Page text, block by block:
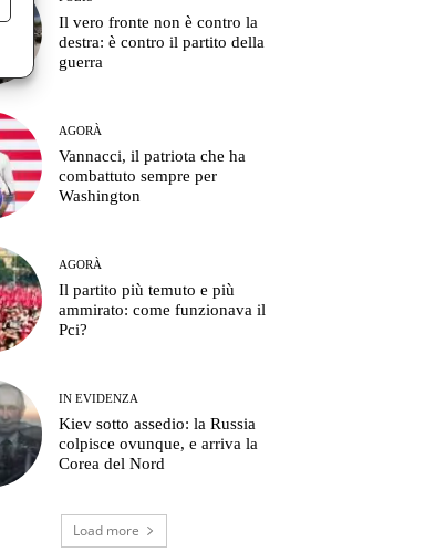
Il vero fronte non è contro la
destra: è contro il partito della
guerra
AGORÀ
Vannacci, il patriota che ha
combattuto sempre per
Washington
AGORÀ
Il partito più temuto e più
ammirato: come funzionava il
Pci?
IN EVIDENZA
Kiev sotto assedio: la Russia
colpisce ovunque, e arriva la
Corea del Nord
Load more